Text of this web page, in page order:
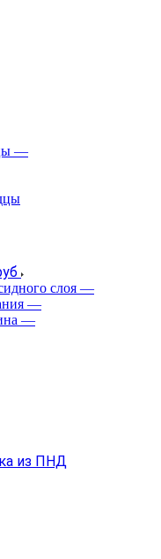
—
слоя —
—
—
из ПНД